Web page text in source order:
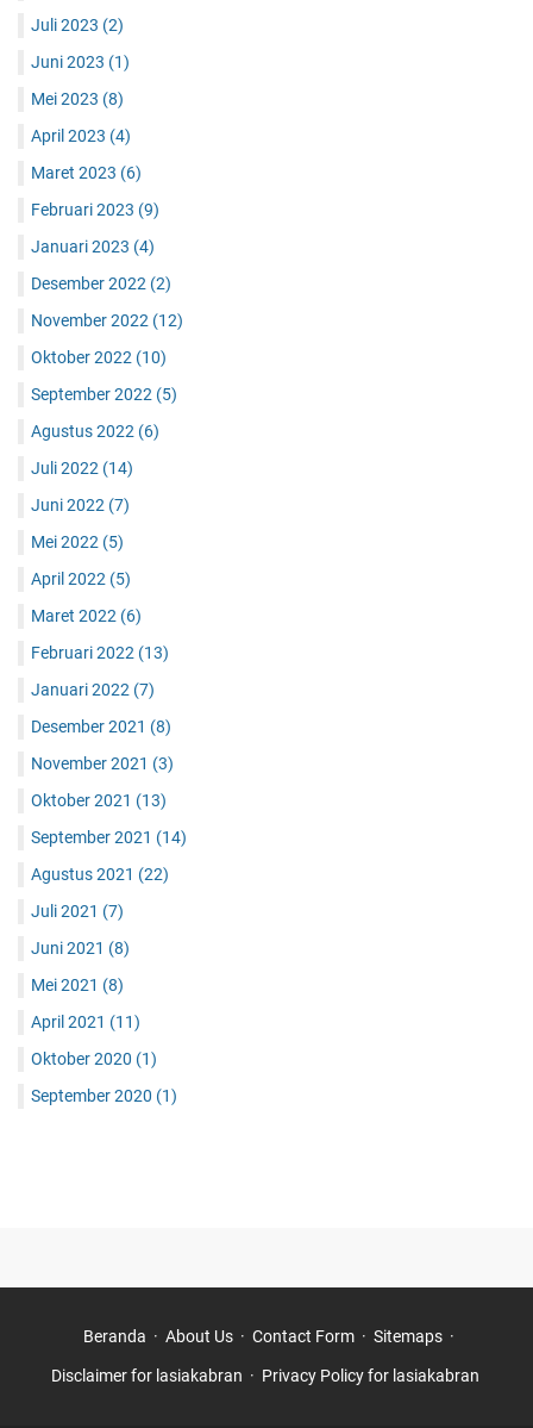
Juli 2023 (2)
Juni 2023 (1)
Mei 2023 (8)
April 2023 (4)
Maret 2023 (6)
Februari 2023 (9)
Januari 2023 (4)
Desember 2022 (2)
November 2022 (12)
Oktober 2022 (10)
September 2022 (5)
Agustus 2022 (6)
Juli 2022 (14)
Juni 2022 (7)
Mei 2022 (5)
April 2022 (5)
Maret 2022 (6)
Februari 2022 (13)
Januari 2022 (7)
Desember 2021 (8)
November 2021 (3)
Oktober 2021 (13)
September 2021 (14)
Agustus 2021 (22)
Juli 2021 (7)
Juni 2021 (8)
Mei 2021 (8)
April 2021 (11)
Oktober 2020 (1)
September 2020 (1)
Beranda About Us Contact Form Sitemaps
Disclaimer for lasiakabran Privacy Policy for lasiakabran ‎